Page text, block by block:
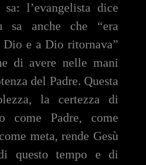
sa: l’evangelista dice
sa anche che “era
Dio e a Dio ritornava”
di avere nelle mani
del Padre. Questa
la certezza di
come Padre, come
meta, rende Gesù
questo tempo e di